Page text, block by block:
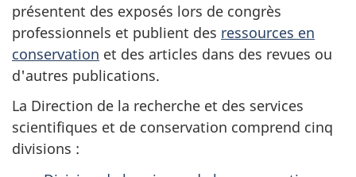
présentent des exposés lors de congrès
professionnels et publient des ressources en
conservation et des articles dans des revues ou
d'autres publications.
La Direction de la recherche et des services
scientifiques et de conservation comprend cinq
divisions :